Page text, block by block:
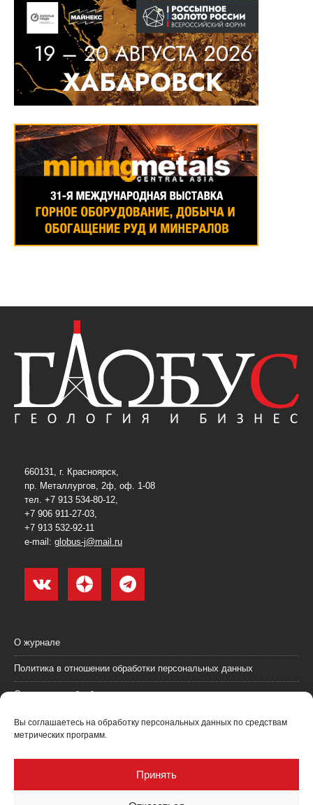
Вы соглашаетесь на обработку персональных данных по средствам
метрических программ.
Принять
660131, г. Красноярск,
пр. Металлургов, 2ф, оф. 1-08
тел. +7 913 534-80-12,
+7 906 911-27-03,
+7 913 532-92-11
e-mail: globus-j@mail.ru
О журнале
Политика в отношении обработки персональных данных
Согласие на обработку персональных данных
Пользовательское соглашение (оферта)